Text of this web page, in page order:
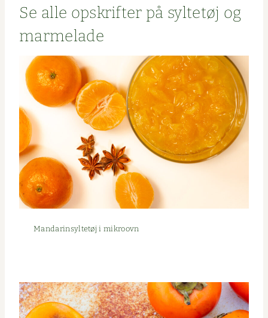
Se alle opskrifter på syl­tetøj og
marmelade
Man­darin­syl­tetøj i mikroovn